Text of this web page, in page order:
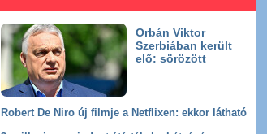
Orbán Viktor
Szerbiában került
elő: sörözött
Robert De Niro új filmje a Netflixen: ekkor látható